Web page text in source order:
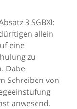
3 SGBXI:
allein
eine
zu
Dabei
Schreiben von
anwesend.